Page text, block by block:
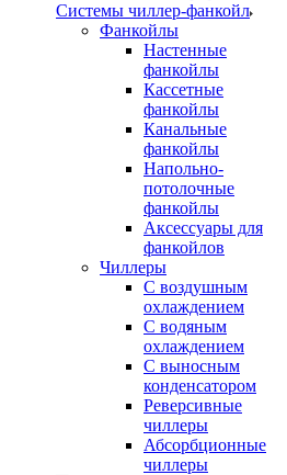
Системы чиллер-фанкойл
Фанкойлы
Настенные
фанкойлы
Кассетные
фанкойлы
Канальные
фанкойлы
Напольно-
потолочные
фанкойлы
Аксессуары для
фанкойлов
Чиллеры
С воздушным
охлаждением
С водяным
охлаждением
С выносным
конденсатором
Реверсивные
чиллеры
Абсорбционные
чиллеры